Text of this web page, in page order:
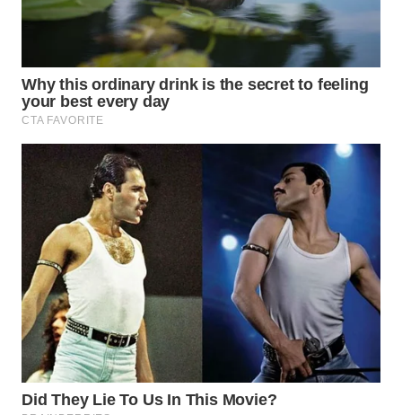
WAHANA
WAHANA
TRAVEL
WAHANANEWS
ID
WAHANANEWS
CO ID
WAHANANEWS
NET